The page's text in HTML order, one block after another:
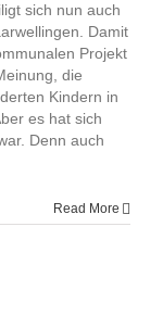
sich nun auch
Damit
Projekt
die
Kindern in
es hat sich
Denn auch
Read More